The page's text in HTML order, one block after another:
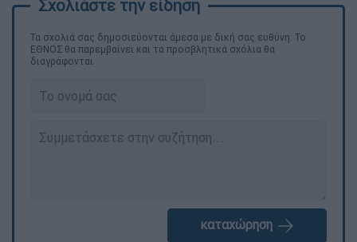
Τα σχολιά σας δημοσιεύονται άμεσα με δική σας ευθύνη. Το
ΕΘΝΟΣ θα παρεμβαίνει και τα προσβλητικά σχόλια θα
διαγράφονται
καταχώρηση